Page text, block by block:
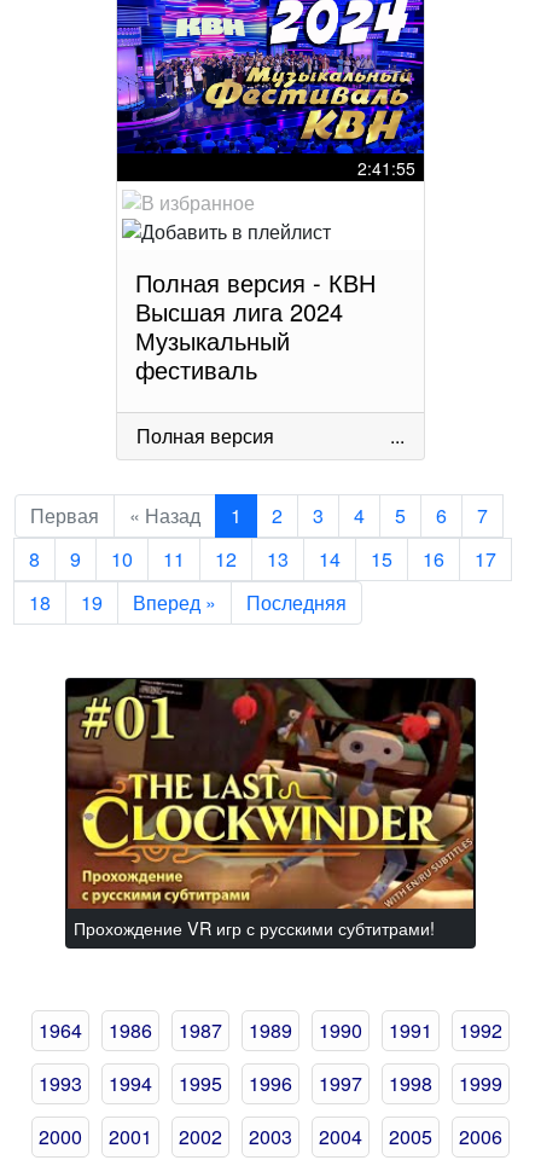
2:41:55
Полная версия - КВН
Высшая лига 2024
Музыкальный
фестиваль
Полная версия ...
Первая « Назад 1 2 3 4 5 6
7
8
9 10 11 12 13 14 15 16
17
18
19 Вперед » Последняя
Прохождение VR игр с русскими субтитрами!
1964 1986 1987 1989 1990 1991
1992
1993
1994 1995 1996 1997 1998
1999
2000
2001 2002 2003 2004 2005
2006